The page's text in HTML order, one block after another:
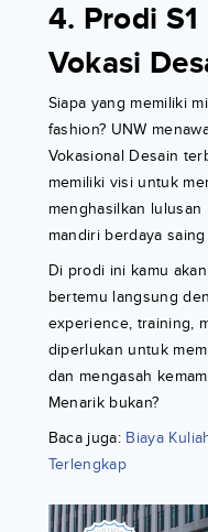
4. Prodi
Vokasi
Siapa yang memiliki
fashion? UNW
Vokasional Desain
memiliki visi untuk
menghasilkan
mandiri berdaya
Di prodi ini kamu
bertemu langsung
experience, training,
diperlukan untuk
dan mengasah
Menarik bukan?
Baca juga: Biaya
Terlengkap